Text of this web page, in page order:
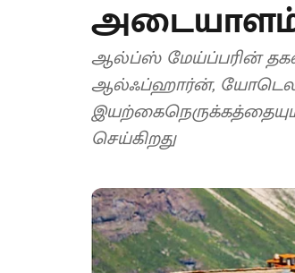
ஆல்ப்ஸ் மேய்ப்பரின்
ஆல்ஃப்ஹார்ன்,
செய்கிறது